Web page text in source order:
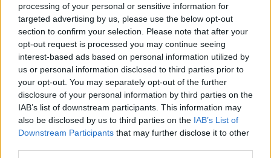
processing of your personal or sensitive information for
targeted advertising by us, please use the below opt-out
section to confirm your selection. Please note that after your
opt-out request is processed you may continue seeing
interest-based ads based on personal information utilized by
us or personal information disclosed to third parties prior to
your opt-out. You may separately opt-out of the further
disclosure of your personal information by third parties on the
IAB’s list of downstream participants. This information may
also be disclosed by us to third parties on the IAB’s List of
Downstream Participants that may further disclose it to other
politycznego i by odnosić się do krzyża zawsze zgodnie z
wymową tego znaku – w duchu miłości, ofiary i
solidarności z innymi.
00:50 / 18-05-2024
Eksperci: zarządzenie prezydenta
stolicy ws. symboli religijnych